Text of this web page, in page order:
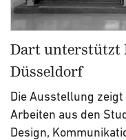
Dart unterstützt
Düsseldorf
Die Ausstellung
Arbeiten aus den
Design,